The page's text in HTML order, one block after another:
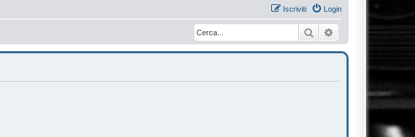
Login
Iscriviti
Cerca Ricerca avanzata